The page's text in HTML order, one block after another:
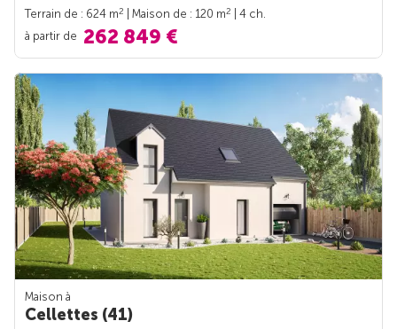
Terrain de : 624 m2 | Maison de : 120 m2
| 4 ch.
à partir de 262 849 €
Maison à
Cellettes (41)